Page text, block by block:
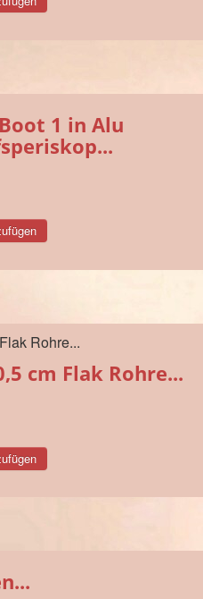
1 in Alu
cm Flak Rohre...